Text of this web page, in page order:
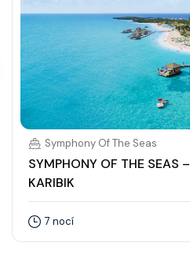
Symphony Of The Seas
SYMPHONY OF THE SEAS
KARIBIK
7 nocí